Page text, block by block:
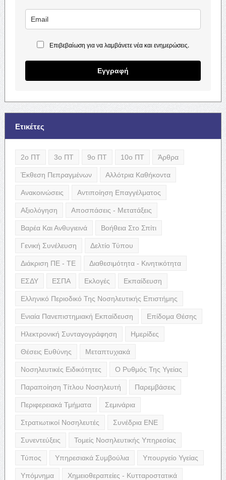
Επιβεβαίωση για να λαμβάνετε νέα και ενημερώσεις.
Εγγραφή
Ετικέτες
2ο ΠΤ 3ο ΠΤ 9ο ΠΤ 10ο ΠΤ Άρθρα
Έκθεση Πεπραγμένων Αλλότρια Καθήκοντα
Ανακοινώσεις Αντιποίηση Επαγγέλματος
Αξιολόγηση Αποσπάσεις - Μετατάξεις
Βαρέα Και Ανθυγιεινά Βοήθεια Στο Σπίτι
Γενική Συνέλευση Δελτίο Τύπου
Διάκριση ΠΕ - ΤΕ Διαθεσιμότητα - Κινητικότητα
ΕΣΔΥ ΕΣΠΑ Εκλογές Εκπαίδευση
Ελληνικό Περιοδικό Της Νοσηλευτικής Επιστήμης
Ενιαία Πανεπιστημιακή Εκπαίδευση Επίδομα Θέσης
Ηλεκτρονική Συνταγογράφηση Ημερίδες
Θέσεις Ευθύνης Μεταπτυχιακά
Νοσηλευτικές Ειδικότητες Ο Ρυθμός Της Υγείας
Παραποίηση Τίτλου Νοσηλευτή Παρεμβάσεις
Περιφερειακά Τμήματα Σεμινάρια
Στρατιωτικοί Νοσηλευτές Συνέδρια ΕΝΕ
Συνεντεύξεις Τομείς Νοσηλευτικής Υπηρεσίας
Τύπος Υπηρεσιακά Συμβούλια Υπουργείο Υγείας
Υπόμνημα Χημειοθεραπείες - Κυτταροστατικά